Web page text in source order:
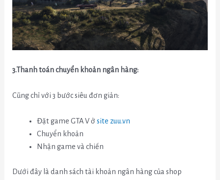
3.Thanh toán chuyển khoản ngân hàng:
Cũng chỉ với 3 bước siêu đơn giản:
Đặt game GTA V ở site zuu.vn
Chuyển khoản
Nhận game và chiến
Dưới đây là danh sách tài khoản ngân hàng của shop